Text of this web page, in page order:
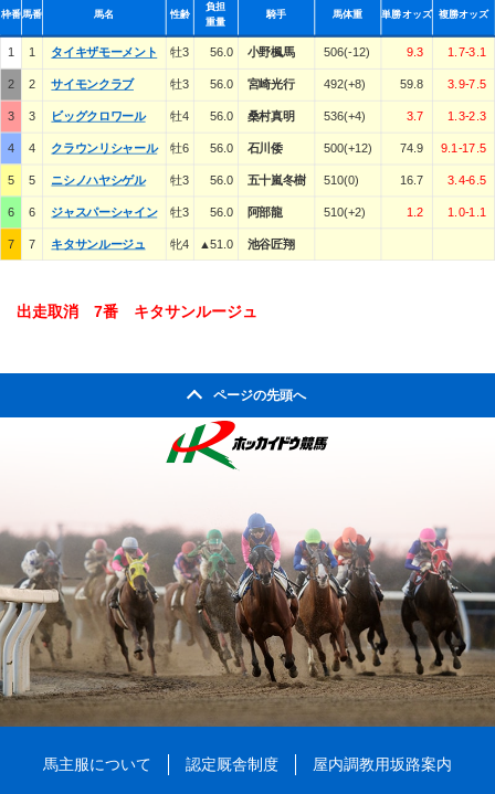
枠番馬番 馬名 性齢
負担
重量
騎手 馬体重 単勝オッズ 複勝オッズ
1 1 タイキザモーメント 牡3 56.0 小野楓馬 506(-12) 9.3 1.7-3.1
2 2 サイモンクラブ 牡3 56.0 宮崎光行 492(+8) 59.8 3.9-7.5
3 3 ビッグクロワール 牡4 56.0 桑村真明 536(+4) 3.7 1.3-2.3
4 4 クラウンリシャール 牡6 56.0 石川倭 500(+12) 74.9 9.1-17.5
5 5 ニシノハヤシゲル 牡3 56.0 五十嵐冬樹 510(0) 16.7 3.4-6.5
6 6 ジャスパーシャイン 牡3 56.0 阿部龍 510(+2) 1.2 1.0-1.1
7 7 キタサンルージュ 牝4 ▲51.0 池谷匠翔
出走取消 7番 キタサンルージュ
ページの先頭へ
馬主服について 認定厩舎制度 屋内調教用坂路案内